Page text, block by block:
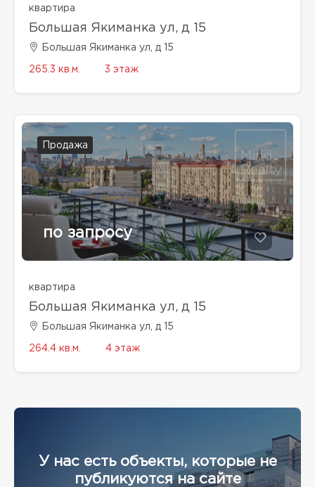
квартира
Большая Якиманка ул, д 15
Большая Якиманка ул, д 15
265.3 кв.м. 3 этаж
Продажа
по запросу
квартира
Большая Якиманка ул, д 15
Большая Якиманка ул, д 15
264.4 кв.м. 4 этаж
У нас есть объекты, которые не
публикуются на сайте